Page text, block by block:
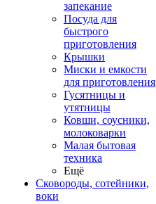
запекание
Посуда для
быстрого
приготовления
Крышки
Миски и емкости
для приготовления
Гусятницы и
утятницы
Ковши, соусники,
молоковарки
Малая бытовая
техника
Ещё
Сковороды, сотейники,
воки